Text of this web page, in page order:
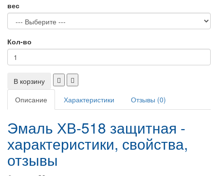
вес
Кол-во
В корзину
Описание
Характеристики Отзывы (0)
Эмаль ХВ-518 защитная -
характеристики, свойства,
отзывы